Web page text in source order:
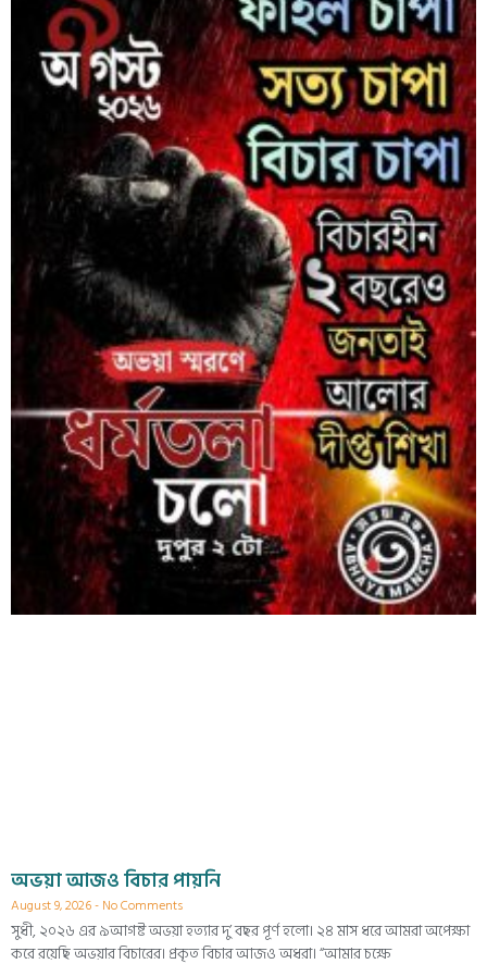
অভয়া আজও বিচার পায়নি
August 9, 2026 No Comments
সুধী, ২০২৬ এর ৯আগষ্ট অভয়া হত্যার দু’ বছর পূর্ণ হলো। ২৪ মাস ধরে আমরা অপেক্ষা
করে রয়েছি অভয়ার বিচারের। প্রকৃত বিচার আজও অধরা। “আমার চক্ষে